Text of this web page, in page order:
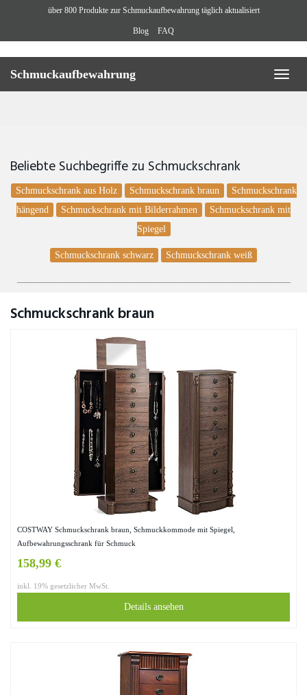
über 800 Produkte zur Schmuckaufbewahrung täglich aktualisiert
Blog FAQ
Toggle
Schmuckaufbewahrung
Beliebte Suchbegriffe zu Schmuckschrank
Schmuckschrank aus Holz Schmuckschrank braun
Schmuckschrank
hängend
Schmuckschrank mit Bilderrahmen
Schmuckschrank mit
Spiegel
Schmuckschrank schwarz Schmuckschrank weiß
Schmuckschrank braun
COSTWAY Schmuckschrank braun, Schmuckkommode mit Spiegel,
Aufbewahrungsschrank für Schmuck
158,99 €
inkl. 19% gesetzlicher MwSt.
Details ansehen